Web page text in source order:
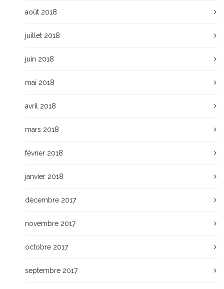
août 2018
juillet 2018
juin 2018
mai 2018
avril 2018
mars 2018
février 2018
janvier 2018
décembre 2017
novembre 2017
octobre 2017
septembre 2017